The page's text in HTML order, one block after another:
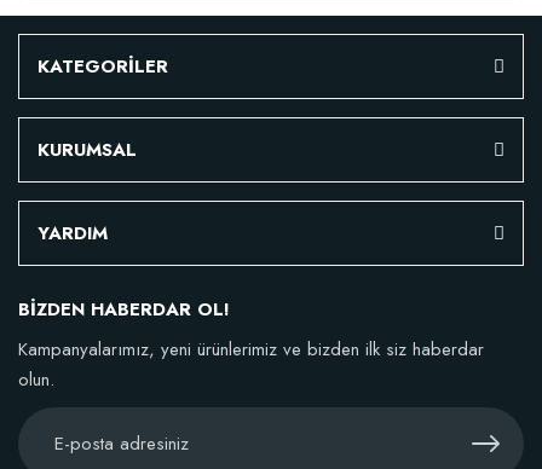
KATEGORİLER
KURUMSAL
YARDIM
BİZDEN HABERDAR OL!
Kampanyalarımız, yeni ürünlerimiz ve bizden ilk siz haberdar
olun.